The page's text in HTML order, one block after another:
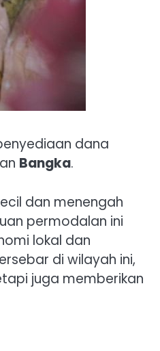
dana
Bangka.
dan menengah
permodalan ini
lokal dan
di wilayah ini,
juga memberikan